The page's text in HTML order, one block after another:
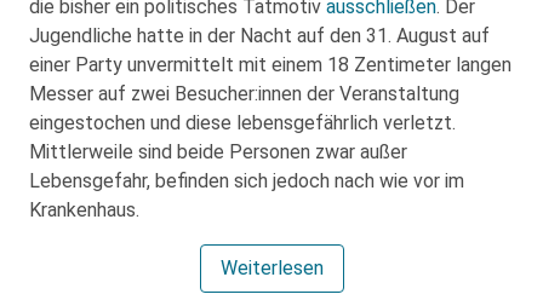
die bisher ein politisches Tatmotiv ausschließen. Der
Jugendliche hatte in der Nacht auf den 31. August auf
einer Party unvermittelt mit einem 18 Zentimeter langen
Messer auf zwei Besucher:innen der Veranstaltung
eingestochen und diese lebensgefährlich verletzt.
Mittlerweile sind beide Personen zwar außer
Lebensgefahr, befinden sich jedoch nach wie vor im
Krankenhaus.
Weiterlesen